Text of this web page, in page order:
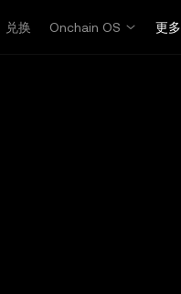
兑换 Onchain OS 更多